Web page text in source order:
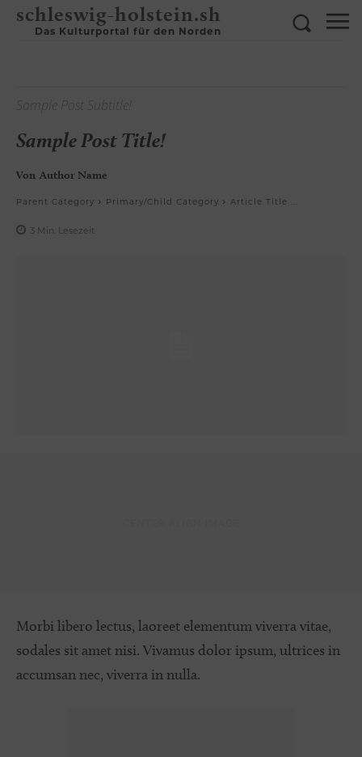
schleswig-holstein.sh
Das Kulturportal für den Norden
Sample Post Subtitle!
Sample Post Title!
Von Author Name
Parent Category Primary/Child Category Article Title ...
3 Min. Lesezeit
Morbi libero lectus, laoreet elementum viverra vitae,
sodales sit amet nisi. Vivamus dolor ipsum, ultrices in
accumsan nec, viverra in nulla.